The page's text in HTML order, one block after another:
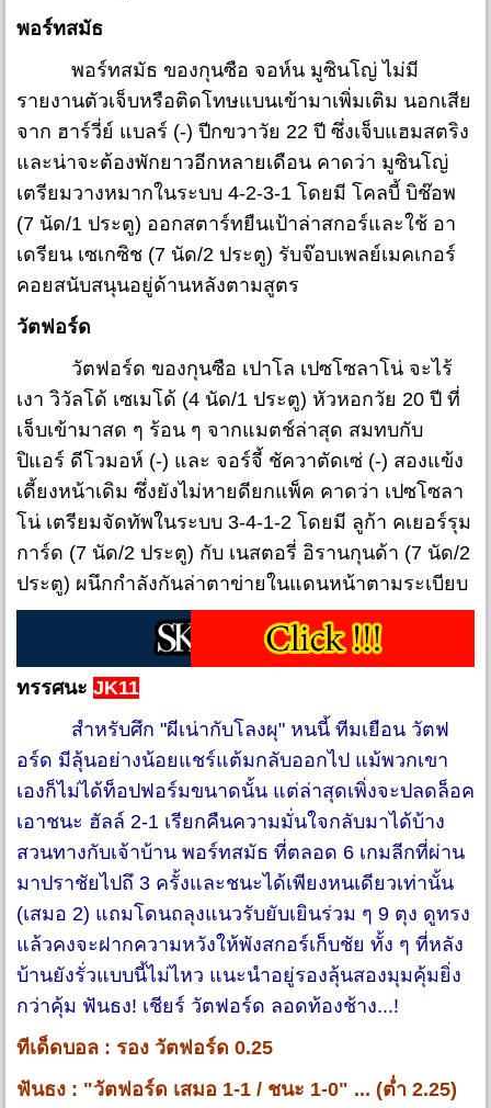
พอร์ทสมัธ
พอร์ทสมัธ ของกุนซือ จอห์น มูซินโญ่ ไม่มี
รายงานตัวเจ็บหรือติดโทษแบนเข้ามาเพิ่มเติม นอกเสีย
จาก ฮาร์วี่ย์ แบลร์ (-) ปีกขวาวัย 22 ปี ซึ่งเจ็บแฮมสตริง
และน่าจะต้องพักยาวอีกหลายเดือน คาดว่า มูซินโญ่
เตรียมวางหมากในระบบ 4-2-3-1 โดยมี โคลบี้ บิช๊อพ
(7 นัด/1 ประตู) ออกสตาร์ทยืนเป้าล่าสกอร์และใช้ อา
เดรียน เซเกซิช (7 นัด/2 ประตู) รับจ๊อบเพลย์เมคเกอร์
คอยสนับสนุนอยู่ด้านหลังตามสูตร
วัตฟอร์ด
วัตฟอร์ด ของกุนซือ เปาโล เปซโซลาโน่ จะไร้
เงา วิวัลโด้ เซเมโด้ (4 นัด/1 ประตู) หัวหอกวัย 20 ปี ที่
เจ็บเข้ามาสด ๆ ร้อน ๆ จากแมตช์ล่าสุด สมทบกับ
ปิแอร์ ดีโวมอห์ (-) และ จอร์จี้ ชัควาตัดเซ่ (-) สองแข้ง
เดี้ยงหน้าเดิม ซึ่งยังไม่หายดียกแพ็ค คาดว่า เปซโซลา
โน่ เตรียมจัดทัพในระบบ 3-4-1-2 โดยมี ลูก้า คเยอร์รุม
การ์ด (7 นัด/2 ประตู) กับ เนสตอรี่ อิรานกุนด้า (7 นัด/2
ประตู) ผนึกกำลังกันล่าตาข่ายในแดนหน้าตามระเบียบ
ทรรศนะ JK11
สำหรับศึก "ผีเน่ากับโลงผุ" หนนี้ ทีมเยือน วัตฟ
อร์ด มีลุ้นอย่างน้อยแชร์แต้มกลับออกไป แม้พวกเขา
เองก็ไม่ได้ท็อปฟอร์มขนาดนั้น แต่ล่าสุดเพิ่งจะปลดล็อค
เอาชนะ ฮัลล์ 2-1 เรียกคืนความมั่นใจกลับมาได้บ้าง
สวนทางกับเจ้าบ้าน พอร์ทสมัธ ที่ตลอด 6 เกมลีกที่ผ่าน
มาปราชัยไปถึ 3 ครั้งและชนะได้เพียงหนเดียวเท่านั้น
(เสมอ 2) แถมโดนถลุงแนวรับยับเยินร่วม ๆ 9 ตุง ดูทรง
แล้วคงจะฝากความหวังให้พังสกอร์เก็บชัย ทั้ง ๆ ที่หลัง
บ้านยังรั่วแบบนี้ไม่ไหว แนะนำอยู่รองลุ้นสองมุมคุ้มยิ่ง
กว่าคุ้ม ฟันธง! เชียร์ วัตฟอร์ด ลอดท้องช้าง...!
ทีเด็ดบอล : รอง วัตฟอร์ด 0.25
ฟันธง : "วัตฟอร์ด เสมอ 1-1 / ชนะ 1-0" ... (ต่ำ 2.25)